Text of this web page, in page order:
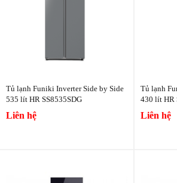
Tủ lạnh Funiki Inverter Side by Side
535 lít HR SS8535SDG
Liên hệ
Tủ lạnh
430 lít HR
Liên hệ